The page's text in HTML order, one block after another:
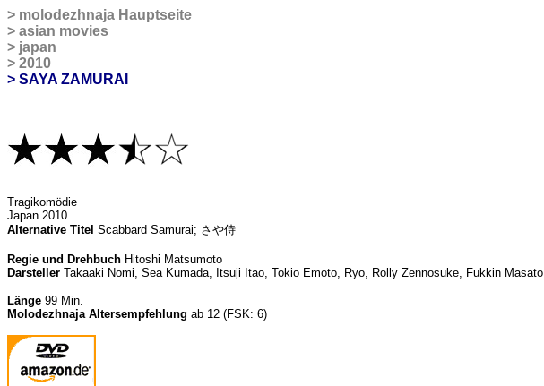
> molodezhnaja Hauptseite
> asian movies
> japan
> 2010
> SAYA ZAMURAI
Tragikomödie
Japan 2010
Alternative Titel Scabbard Samurai; さや侍
Regie und Drehbuch Hitoshi Matsumoto
Darsteller Takaaki Nomi, Sea Kumada, Itsuji Itao, Tokio Emoto, Ryo, Rolly Zennosuke, Fukkin Masato
Länge 99 Min.
Molodezhnaja Altersempfehlung ab 12 (FSK: 6)